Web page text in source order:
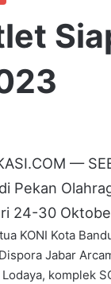
—
Pekan
24-30
KONI Kota
Jabar
komplek